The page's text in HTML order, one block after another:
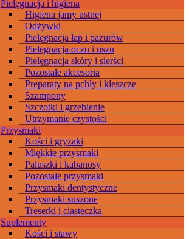
Pielęgnacja i higiena
Higiena jamy ustnej
Odżywki
Pielęgnacja łap i pazurów
Pielęgnacja oczu i uszu
Pielęgnacja skóry i sierści
Pozostałe akcesoria
Preparaty na pchły i kleszcze
Szampony
Szczotki i grzebienie
Utrzymanie czystości
Przysmaki
Kości i gryzaki
Miękkie przysmaki
Paluszki i kabanosy
Pozostałe przysmaki
Przysmaki dentystyczne
Przysmaki suszone
Treserki i ciasteczka
Suplementy
Kości i stawy